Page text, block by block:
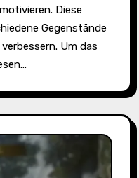
Diese
Gegenstände
Um das